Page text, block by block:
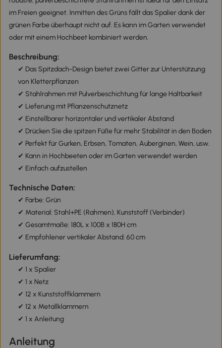
im Freien geeignet. Inmitten des Grüns fällt das Spalier dank der
grünen Farbe überhaupt nicht auf. Es kann im Garten verwendet
oder mit einem Hochbeet kombiniert werden.
Beschreibung:
✔ Das Spitzdach-Design bietet zwei Gitter zur Unterstützung
von Kletterpflanzen
✔ Stahlrahmen mit Pulverbeschichtung für lange Haltbarkeit
✔ Lieferung mit Pflanzenschutznetz
✔ Einstellbarer horizontaler und vertikaler Abstand
✔ Drücken Sie die spitzen Füße für mehr Stabilität in den Boden
✔ Perfekt für Gurken, Erbsen, Tomaten, Auberginen, Wein, usw.
✔ Kann in Hochbeeten oder im Garten verwendet werden
✔ Einfach aufzustellen
Technische Daten:
✔ Farbe: Grün
✔ Material: Stahl+PE (Rahmen), Kunststoff (Verbinder)
✔ Gesamtmaße: 180L x 100B x 180H cm
✔ Empfohlener vertikaler Abstand: 60 cm
Lieferumfang:
✔ 1 x Spalier
✔ 1 x Netz
✔ 12 x Kunststoffklammern
✔ 12 x Metallklammern
✔ 1 x Anleitung
Anleitung